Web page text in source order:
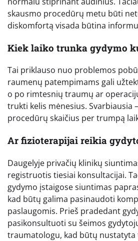
skausmo procedūrų metu būti
diskomfortą visada būtina
Kiek laiko trunka gydymo
Tai priklauso nuo problemos
raumenų patempimams gali
o po rimtesnių traumų ar
trukti kelis mėnesius. Svarbiausia
procedūrų skaičius per trumpą
Ar fizioterapijai reikia
Daugelyje privačių klinikų
registruotis tiesiai konsultacijai.
gydymo įstaigose siuntimas
kad būtų galima pasinaudoti
paslaugomis. Prieš pradedant
pasikonsultuoti su šeimos
traumatologu, kad būtų nustatyta